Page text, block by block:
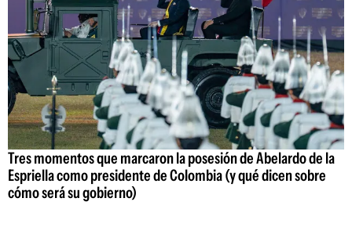
Tres momentos que marcaron la posesión de Abelardo de la
Espriella como presidente de Colombia (y qué dicen sobre
cómo será su gobierno)